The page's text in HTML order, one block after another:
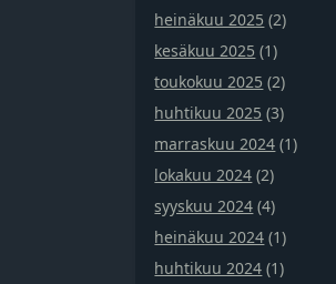
heinäkuu 2025 (2)
kesäkuu 2025 (1)
toukokuu 2025 (2)
huhtikuu 2025 (3)
marraskuu 2024 (1)
lokakuu 2024 (2)
syyskuu 2024 (4)
heinäkuu 2024 (1)
huhtikuu 2024 (1)